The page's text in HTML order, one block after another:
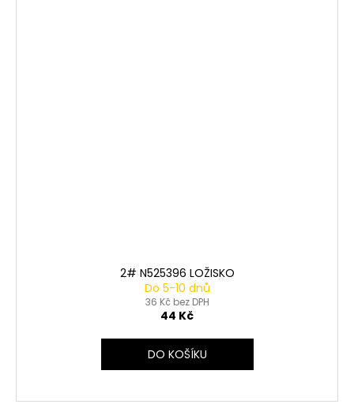
2# N525396 LOŽISKO
Do 5-10 dnů
36 Kč bez DPH
44 Kč
DO KOŠÍKU